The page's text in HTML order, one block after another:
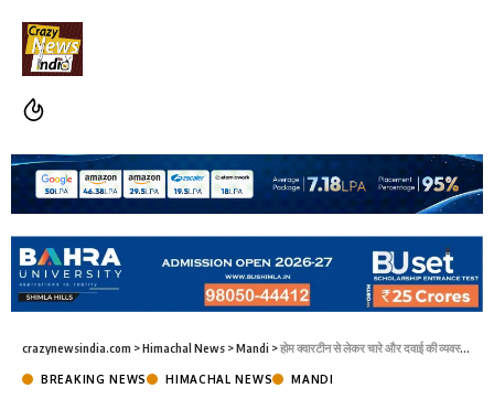
crazynewsindia.com >Himachal News >Mandi >होम क्वारटीन से लेकर चारे और दवाई की व्यवस्था कर रहा है पंचायती राज संस्थाए
BREAKING NEWS HIMACHAL NEWS MANDI